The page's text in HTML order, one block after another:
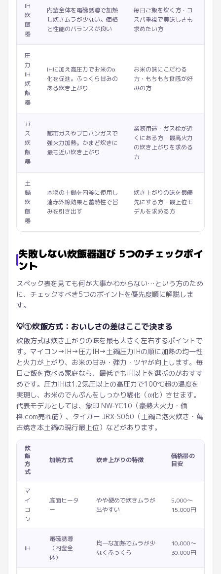
IH
炊
飯
器
内釜全体を電磁誘導で加熱
し炊きムラが少ない。価格
と性能のバランスが良い
毎日ご飯を炊く方・コ
スパ重視で美味しさも
求めたい方
圧
力
IH
炊
飯
器
IHに加え高圧力でお米のα
化を促進。ふっくら甘みの
ある炊き上がり
お米の味にこだわる
方・もちもち食感が好
みの方
ガ
ス
炊
飯
器
都市ガスやプロパンガスで
強火力加熱。かまど炊きに
最も近い炊き上がり
業務用途・ガス栓が近
くにある方・最高火力
の炊き上がりを求める
方
土
鍋
炊
飯
器
本物の土鍋を内釜に使用し
遠赤外線効果と蓄熱性で旨
みを引き出す
炊き上がりの味を最優
先にする方・最上位モ
デルを求める方
失敗しない炊飯器選び 5つのチェックポイ
ント
スペック表を見ても何が大事かわからない…という方のため
に、チェックすべき5つのポイントを優先度順に解説しま
す。
💡①炊飯方式：おいしさの差はここで決まる
炊飯方式は炊き上がりの味を最も大きく左右するポイントで
す。マイコン→IH→圧力IH→土鍋圧力IHの順に加熱の均一性
と火力が上がり、お米の甘み・弾力・ツヤが向上します。毎
日ご飯を食べる家庭なら、最低でもIH以上を選ぶのがおすす
めです。圧力IHは1.2気圧以上の高圧力で100℃超の温度を
実現し、お米のでんぷんをしっかり糊化（α化）させます。
代表モデルとしては、象印 NW-YC10（豪熱大火力・価
格.com売れ筋）、タイガー JRX-S060（土鍋ご泡火炊き・萬
古焼き本土鍋の現行最上位）などがあります。
炊
飯
方
式
加熱方式 炊き上がりの特徴
価格帯の
目安
マ
イ
コ
ン
底面ヒータ
ー
やや硬めで炊きムラが
出やすい
5,000〜
15,000円
IH
電磁誘導
（内釜全
体）
均一な加熱でムラが少
なくふっくら
10,000〜
30,000円